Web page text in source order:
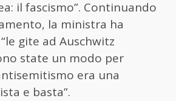
il fascismo”. Continuando
la ministra ha
gite ad Auschwitz
state un modo per
era una
e basta”.